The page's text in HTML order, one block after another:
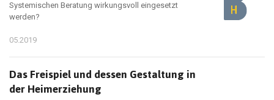
Systemischen Beratung wirkungsvoll eingesetzt
werden?
05.2019
Das Freispiel und dessen Gestaltung in
der Heimerziehung